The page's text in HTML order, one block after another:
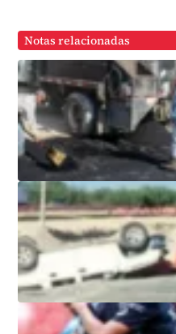
Notas relacionadas